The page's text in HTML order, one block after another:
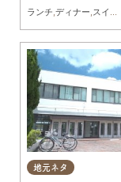
ランチ ディナー スイーツ
地元ネタ